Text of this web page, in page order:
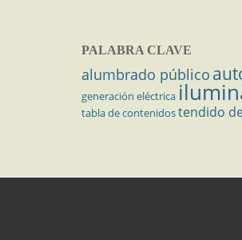
PALABRA CLAVE
alumbrado público
generación eléctrica
tabla de contenidostendido